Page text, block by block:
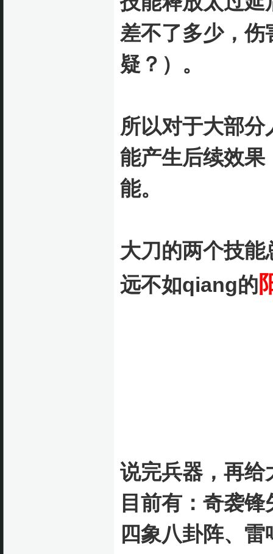
差不了多少，
疑？）。
所以对于大部
能产生后续效果
能。
大刀的两个技
远不如qiang的
说完兵器，再给
目前有：奇袭
四象八卦阵、